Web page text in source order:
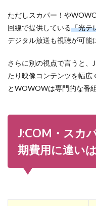
ただしスカパー！や
回線で提供している「光テ
デジタル放送も視聴が可能
さらに別の視点で言うと
たり映像コンテンツを幅広
とWOWOWは専門的な番
J:COM・スカ
期費用に違い